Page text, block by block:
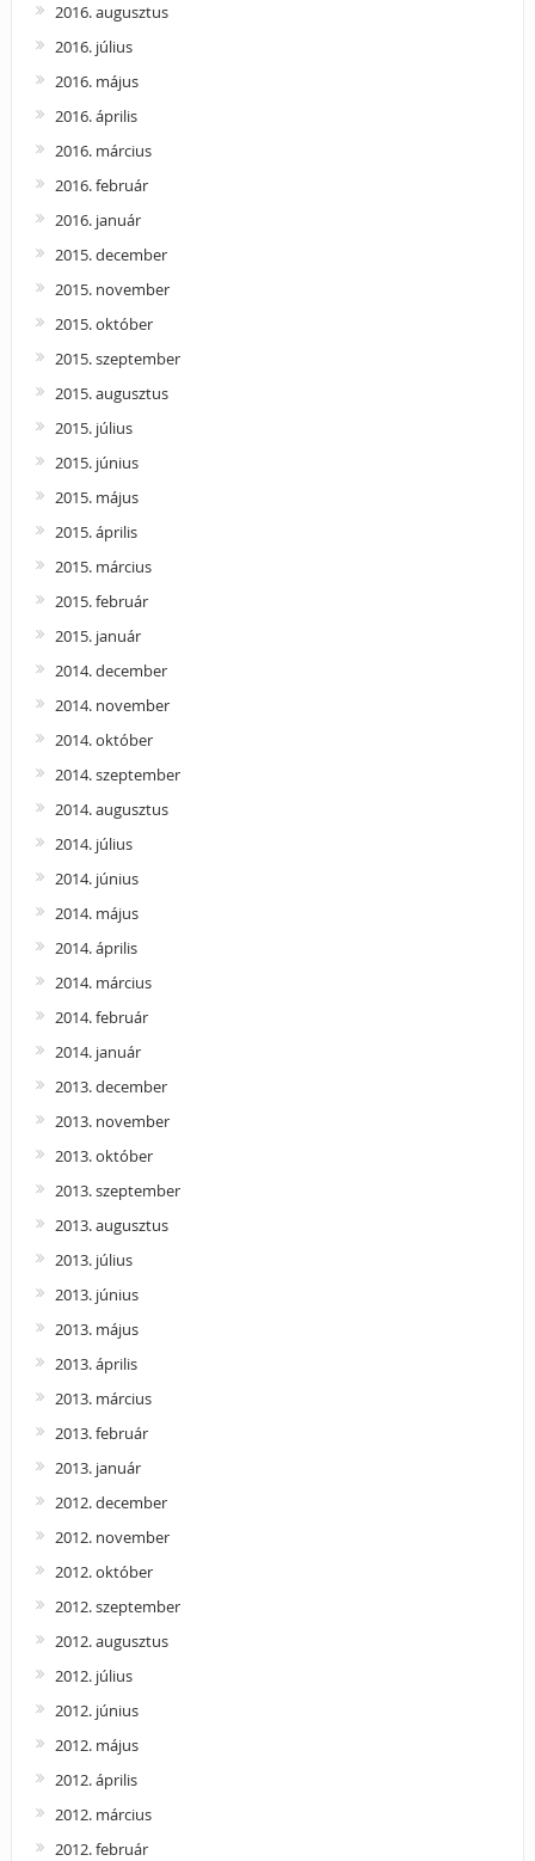
2016. augusztus
2016. július
2016. május
2016. április
2016. március
2016. február
2016. január
2015. december
2015. november
2015. október
2015. szeptember
2015. augusztus
2015. július
2015. június
2015. május
2015. április
2015. március
2015. február
2015. január
2014. december
2014. november
2014. október
2014. szeptember
2014. augusztus
2014. július
2014. június
2014. május
2014. április
2014. március
2014. február
2014. január
2013. december
2013. november
2013. október
2013. szeptember
2013. augusztus
2013. július
2013. június
2013. május
2013. április
2013. március
2013. február
2013. január
2012. december
2012. november
2012. október
2012. szeptember
2012. augusztus
2012. július
2012. június
2012. május
2012. április
2012. március
2012. február